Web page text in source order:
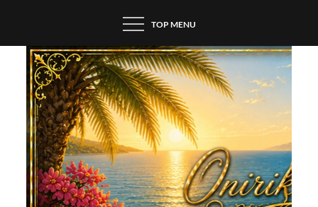
content
TOP MENU